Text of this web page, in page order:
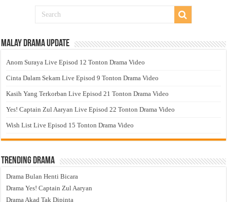
Malay Drama Update
Anom Suraya Live Episod 12 Tonton Drama Video
Cinta Dalam Sekam Live Episod 9 Tonton Drama Video
Kasih Yang Terkorban Live Episod 21 Tonton Drama Video
Yes! Captain Zul Aaryan Live Episod 22 Tonton Drama Video
Wish List Live Episod 15 Tonton Drama Video
Trending Drama
Drama Bulan Henti Bicara
Drama Yes! Captain Zul Aaryan
Drama Akad Tak Dipinta